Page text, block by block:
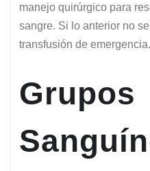
manejo quirúrgico para
sangre. Si lo anterior no
transfusión de emergencia.
Grupos